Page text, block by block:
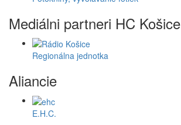
Mediálni partneri HC Košice
Regionálna jednotka
Aliancie
E.H.C.